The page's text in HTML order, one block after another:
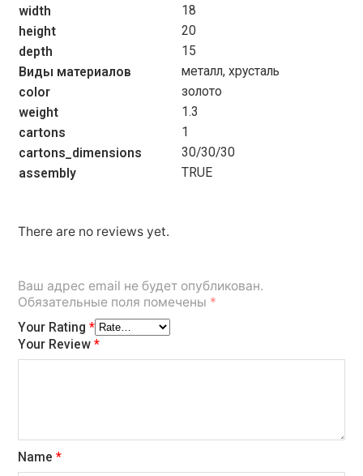
width
18
height
20
depth
15
Виды материалов
металл, хрусталь
color
золото
weight
1.3
cartons
1
cartons_dimensions
30/30/30
assembly
TRUE
There are no reviews yet.
Ваш адрес email не будет опубликован.
Обязательные поля помечены *
Your Rating*
Your Review*
Name*